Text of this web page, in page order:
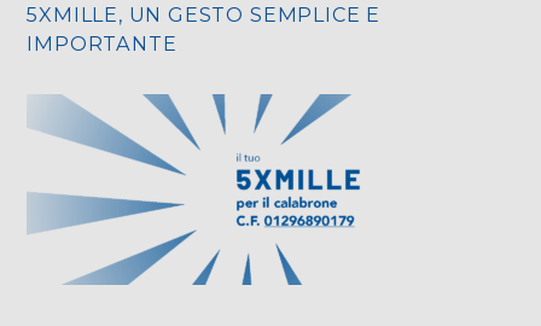
5XMILLE, UN GESTO SEMPLICE E
IMPORTANTE